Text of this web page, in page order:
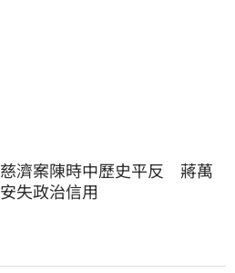
慈濟案陳時中歷史平反　蔣萬
安失政治信用